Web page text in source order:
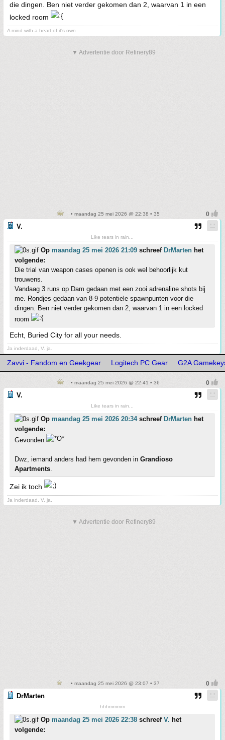
die dingen. Ben niet verder gekomen dan 2, waarvan 1 in een
locked room
A mind with a heart of it's own
▼ Advertentie door Refinery89
• maandag 25 mei 2026 @ 22:38 • 35
V.
Like tears in rain...
Op maandag 25 mei 2026 21:09 schreef DrMarten het
volgende:
Die trial van weapon cases openen is ook wel behoorlijk kut
trouwens.
Vandaag 3 runs op Dam gedaan met een zooi adrenaline shots bij
me. Rondjes gedaan van 8-9 potentiele spawnpunten voor die
dingen. Ben niet verder gekomen dan 2, waarvan 1 in een locked
room
Echt, Buried City for all your needs.
Ja inderdaad, V. ja.
Zavvi - Fandom en Geekgear Logitech PC Gear G2A
• maandag 25 mei 2026 @ 22:41 • 36
V.
Like tears in rain...
Op maandag 25 mei 2026 20:34schreef DrMarten het
volgende:
Gevonden
Dwz, iemand anders had hem gevonden in Grandioso
Apartments.
Zei ik toch
Ja inderdaad, V. ja.
▼ Advertentie door Refinery89
• maandag 25 mei 2026 @ 23:07 • 37
DrMarten
hhhmmmm
Op maandag 25 mei 2026 22:38 schreef V. het
volgende: